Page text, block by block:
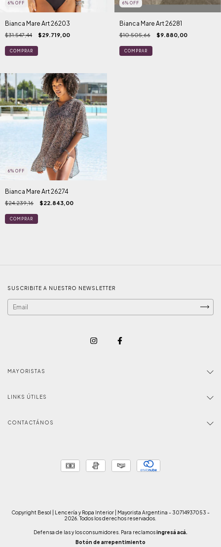
6% OFF
Bianca Mare Art 26203
$31.547,44 $29.719,00
COMPRAR
6% OFF
Bianca Mare Art 26281
$10.505,66 $9.880,00
COMPRAR
6% OFF
Bianca Mare Art 26274
$24.239,16 $22.843,00
COMPRAR
SUSCRIBITE A NUESTRO NEWSLETTER
MAYORISTAS
LINKS ÚTILES
CONTACTÁNOS
Copyright Besol | Lencería y Ropa Interior | Mayorista Argentina - 30714937053 -
2026. Todos los derechos reservados.
Defensa de las y los consumidores. Para reclamosingresá acá.
Botón de arrepentimiento